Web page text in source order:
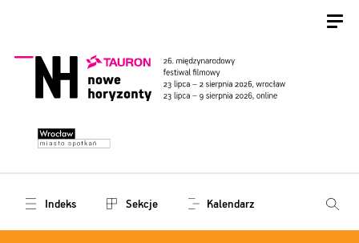
Indeks Sekcje Kalendarz